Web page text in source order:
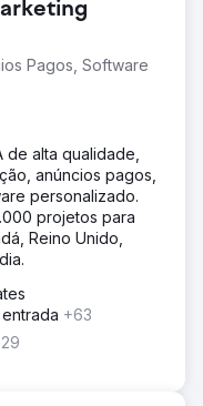
Pagos, Software
alta qualidade,
anúncios pagos,
personalizado.
projetos para
Reino Unido,
+63